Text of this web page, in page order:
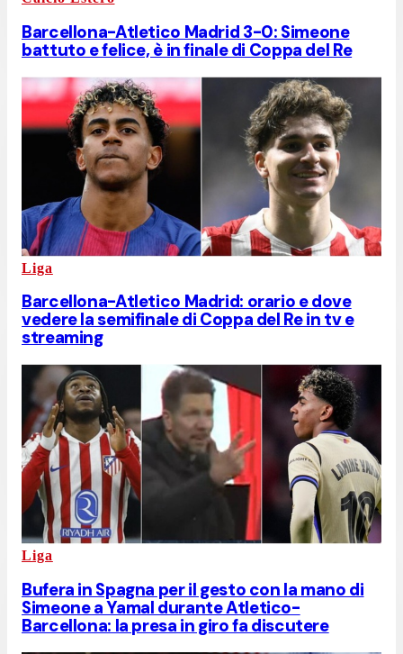
Barcellona-Atletico Madrid 3-0: Simeone
battuto e felice, è in finale di Coppa del Re
Liga
Barcellona-Atletico Madrid: orario e dove
vedere la semifinale di Coppa del Re in tv e
streaming
Liga
Bufera in Spagna per il gesto con la mano di
Simeone a Yamal durante Atletico-
Barcellona: la presa in giro fa discutere